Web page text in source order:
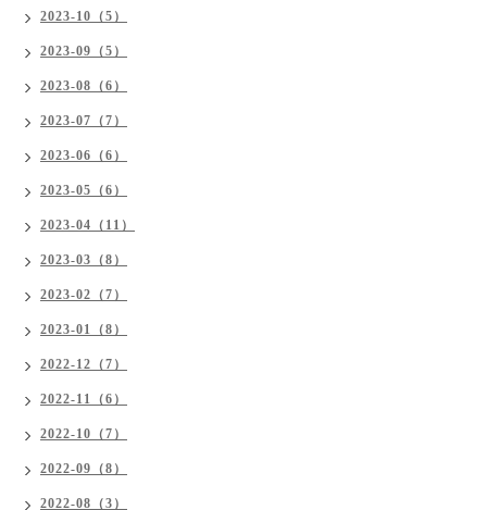
2023-10（5）
2023-09（5）
2023-08（6）
2023-07（7）
2023-06（6）
2023-05（6）
2023-04（11）
2023-03（8）
2023-02（7）
2023-01（8）
2022-12（7）
2022-11（6）
2022-10（7）
2022-09（8）
2022-08（3）